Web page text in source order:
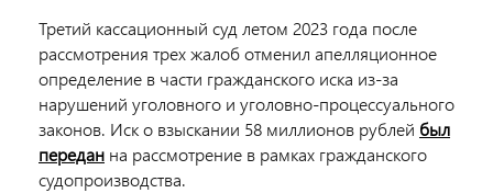
Третий кассационный суд летом 2023 года после
рассмотрения трех жалоб отменил апелляционное
определение в части гражданского иска из-за
нарушений уголовного и уголовно-процессуального
законов. Иск о взыскании 58 миллионов рублей был
передан на рассмотрение в рамках гражданского
судопроизводства.